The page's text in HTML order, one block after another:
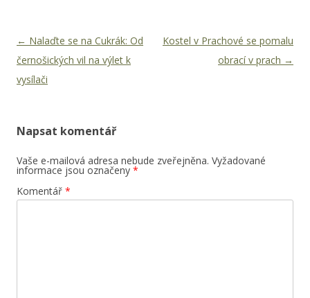
Navigace pro příspěvky
← Nalaďte se na Cukrák: Od
černošických vil na výlet k
vysílači
Kostel v Prachové se pomalu
obrací v prach →
Napsat komentář
Vaše e-mailová adresa nebude zveřejněna. Vyžadované
informace jsou označeny *
Komentář *